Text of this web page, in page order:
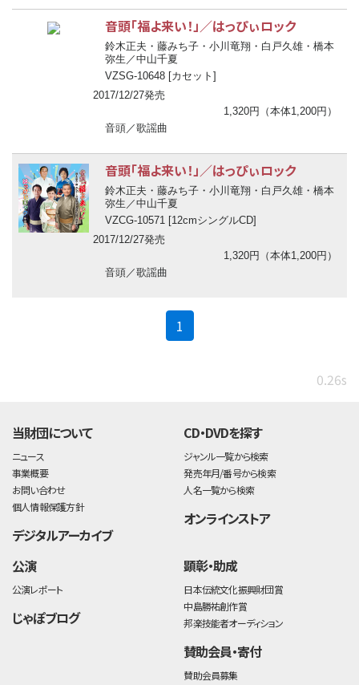
音頭「福よ来い！」／はっぴぃロック
鈴木正夫・藤みち子・小川竜翔・白戸久雄・橋本
弥生／中山千夏
VZSG-10648 [カセット]
2017/12/27発売
1,320円（本体1,200円）
音頭／歌謡曲
音頭「福よ来い！」／はっぴぃロック
鈴木正夫・藤みち子・小川竜翔・白戸久雄・橋本
弥生／中山千夏
VZCG-10571 [12cmシングルCD]
2017/12/27発売
1,320円（本体1,200円）
音頭／歌謡曲
1
0.26s
当財団について
ニュース
事業概要
お問い合わせ
個人情報保護方針
デジタルアーカイブ
CD・DVDを探す
ジャンル一覧から検索
発売年月/番号から検索
人名一覧から検索
オンラインストア
公演
公演レポート
じゃぽブログ
顕彰・助成
日本伝統文化振興財団賞
中島勝祐創作賞
邦楽技能者オーディション
賛助会員・寄付
賛助会員募集